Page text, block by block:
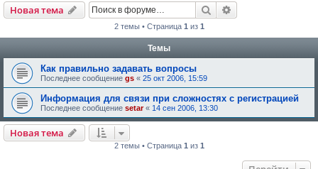
Новая тема Поиск
2 темы • Страница 1 из 1
Темы
Как правильно задавать вопросы
Последнее сообщение gs « 25 окт 2006, 15:59
Информация для связи при сложностях с регистрацией
Последнее сообщение setar« 14 сен 2006, 13:30
Новая тема
2 темы • Страница 1 из 1